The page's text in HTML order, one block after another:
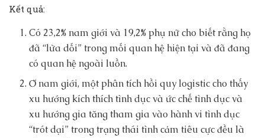
Kết quả:
Có 23,2% nam giới và 19,2% phụ nữ cho biết rằng họ
đã “lừa dối” trong mối quan hệ hiện tại và đã đang
có quan hệ ngoài luồn.
Ở nam giới, một phân tích hồi quy logistic cho thấy
xu hướng kích thích tình dục và ức chế tình dục và
xu hướng gia tăng tham gia vào hành vi tình dục
“trót dại” trong trạng thái tình cảm tiêu cực đều là